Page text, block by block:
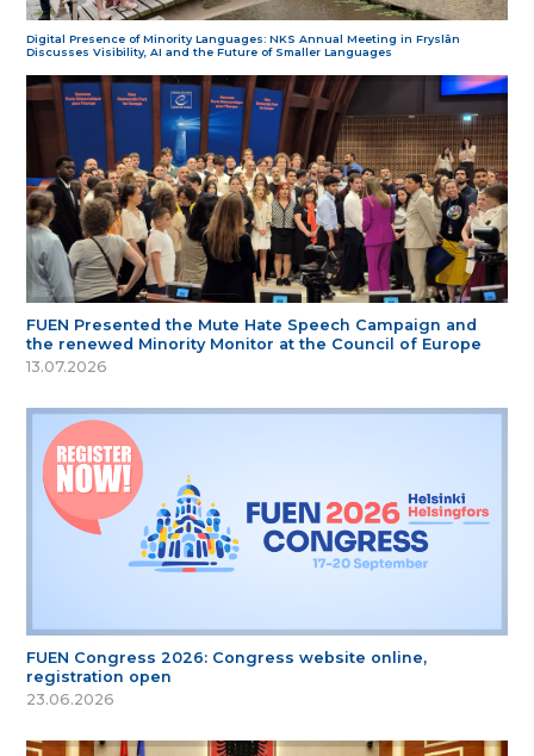
Digital Presence of Minority Languages: NKS Annual Meeting in Fryslân
Discusses Visibility, AI and the Future of Smaller Languages
FUEN Presented the Mute Hate Speech Campaign and
the renewed Minority Monitor at the Council of Europe
13.07.2026
FUEN Congress 2026: Congress website online,
registration open
23.06.2026